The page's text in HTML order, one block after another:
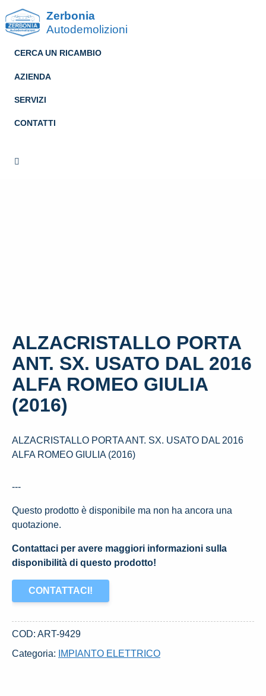
Zerbonia
Autodemolizioni
CERCA UN RICAMBIO
AZIENDA
SERVIZI
CONTATTI
ALZACRISTALLO PORTA
ANT. SX. USATO DAL 2016
ALFA ROMEO GIULIA
(2016)
ALZACRISTALLO PORTA ANT. SX. USATO DAL 2016
ALFA ROMEO GIULIA (2016)
---
Questo prodotto è disponibile ma non ha ancora una
quotazione.
Contattaci per avere maggiori informazioni sulla
disponibilità di questo prodotto!
CONTATTACI!
COD: ART-9429
Categoria:
IMPIANTO ELETTRICO